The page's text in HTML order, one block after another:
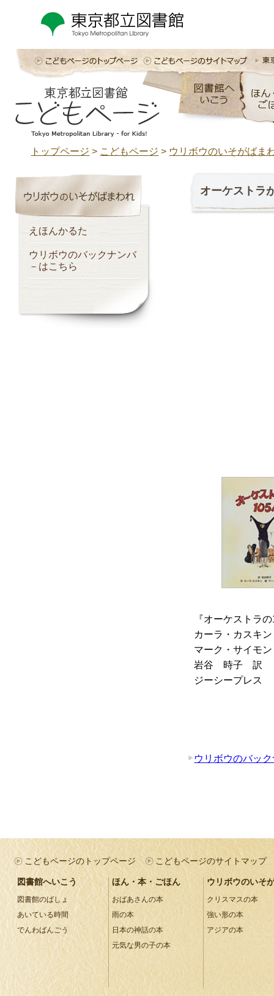
トップページ > こどもページ > ウリボウのいそがばま
えほんかるた
ウリボウのバックナンバ
－はこちら
オーケストラ
『オーケストラ
カーラ・カスキ
マーク・サイモ
岩谷 時子 訳
ジーシープレス
ウリボウのバッ
こどもページのトップページ こどもページのサイトマップ
図書館へいこう
図書館のばしょ
あいている時間
でんわばんごう
ほん・本・ごほん
おばあさんの本
雨の本
日本の神話の本
元気な男の子の本
ウリボウのいそ
クリスマスの本
強い形の本
アジアの本